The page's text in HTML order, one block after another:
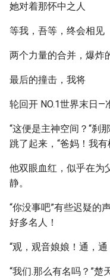
她对着那怀中之人
等我，吾等，终会相见
两个力量的合并，爆炸
最后的撞击，我将
轮回开 NO.1世界末日—
“这便是主神空间？“刹
跳了起来，“爸妈！我
他双眼血红，似乎在为
静。
“你没事吧”有些迟疑的
好多名人！
“观，观音娘娘！通，
“我们.那么有名吗？”